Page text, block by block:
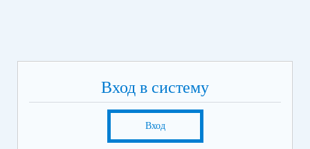
Вход в систему
Вход